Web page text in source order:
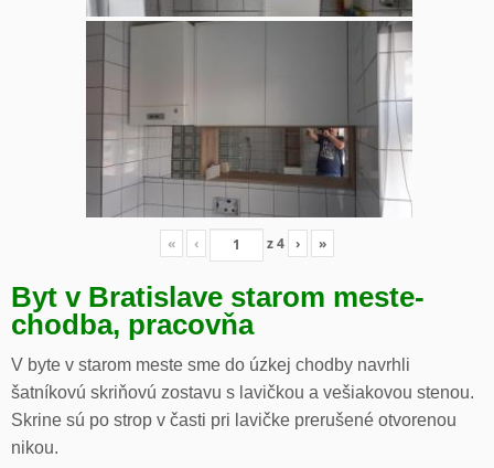
« ‹ z4 › »
Byt v Bratislave starom meste-
chodba, pracovňa
V byte v starom meste sme do úzkej chodby navrhli
šatníkovú skriňovú zostavu s lavičkou a vešiakovou stenou.
Skrine sú po strop v časti pri lavičke prerušené otvorenou
nikou.